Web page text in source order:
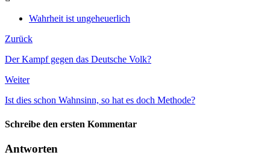
Wahrheit ist ungeheuerlich
Zurück
Der Kampf gegen das Deutsche Volk?
Weiter
Ist dies schon Wahnsinn, so hat es doch Methode?
Schreibe den ersten Kommentar
Antworten